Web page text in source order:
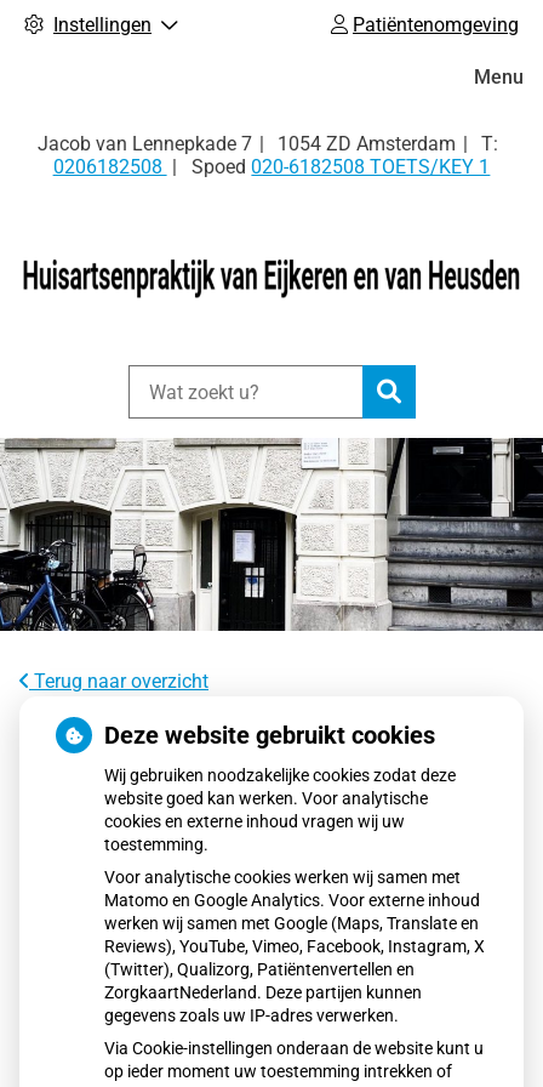
Instellingen Patiëntenomgeving
Jacob van Lennepkade 7 1054 ZD Amsterdam
0206182508
Spoed 020-6182508 TOETS/KEY 1
Zoeken
Menu
Terug naar overzicht
Via Wmo een vergoeding aanvragen
bij de aanschaf van een scootmobiel
Mensen met een mobiliteitsbeperking kunnen via de Wmo
een vergoeding krijgen voor een scootmobiel of elektrische
rolstoel. De gemeente beoordeelt de aanvraag via een
Wmo-consulent. Ondersteuning kan via bruikleen of een
persoonsgebonden budget. De vergoeding verschilt per
gemeente en aanvragen kan enkele maanden duren.
Lees het hele artikel op: Nationale zorggids
Publicatiedatum:16-12-2025
Deze website gebruikt cookies
Wij gebruiken noodzakelijke cookies zodat deze
website goed kan werken. Voor analytische
cookies en externe inhoud vragen wij uw
toestemming.
Voor analytische cookies werken wij samen met
Matomo en Google Analytics. Voor externe inhoud
werken wij samen met Google (Maps, Translate en
Reviews), YouTube, Vimeo, Facebook, Instagram, X
(Twitter), Qualizorg, Patiëntenvertellen en
ZorgkaartNederland. Deze partijen kunnen
gegevens zoals uw IP-adres verwerken.
Via Cookie-instellingen onderaan de website kunt u
op ieder moment uw toestemming intrekken of